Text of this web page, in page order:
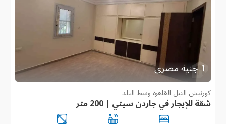
1 جنية مصرى
كورنيش النيل القاهرة وسط البلد
شقة للإيجار في جاردن سيتي | 200 متر